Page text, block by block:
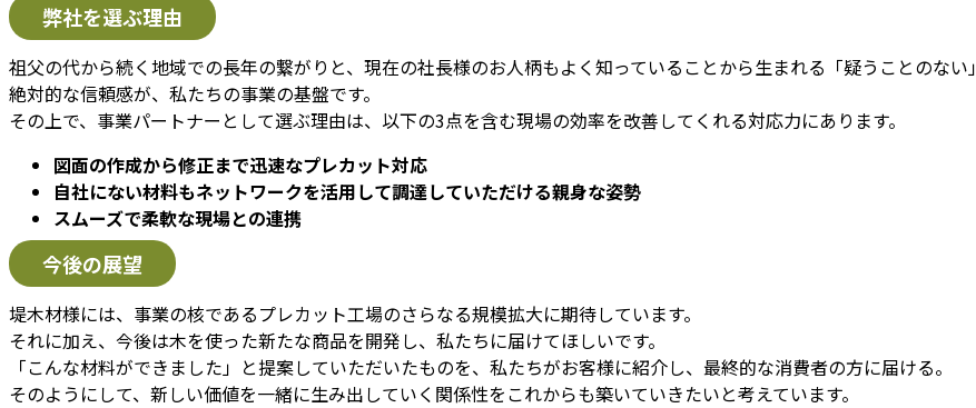
弊社を選ぶ理由
祖父の代から続く地域での長年の繋がりと、現在の社長様のお人柄もよく知っていることから生まれる「疑うことのない」
絶対的な信頼感が、私たちの事業の基盤です。
その上で、事業パートナーとして選ぶ理由は、以下の3点を含む現場の効率を改善してくれる対応力にあります。
図面の作成から修正まで迅速なプレカット対応
自社にない材料もネットワークを活用して調達していただける親身な姿勢
スムーズで柔軟な現場との連携
今後の展望
堤木材様には、事業の核であるプレカット工場のさらなる規模拡大に期待しています。
それに加え、今後は木を使った新たな商品を開発し、私たちに届けてほしいです。
「こんな材料ができました」と提案していただいたものを、私たちがお客様に紹介し、最終的な消費者の方に届ける。
そのようにして、新しい価値を一緒に生み出していく関係性をこれからも築いていきたいと考えています。